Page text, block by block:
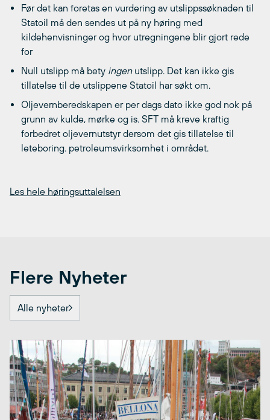
Før det kan foretas en vurdering av utslippssøknaden til
Statoil må den sendes ut på ny høring med
kildehenvisninger og hvor utregningene blir gjort rede
for
Null utslipp må bety ingen utslipp. Det kan ikke gis
tillatelse til de utslippene Statoil har søkt om.
Oljevernberedskapen er per dags dato ikke god nok på
grunn av kulde, mørke og is. SFT må kreve kraftig
forbedret oljevernutstyr dersom det gis tillatelse til
leteboring. petroleumsvirksomhet i området.
Les hele høringsuttalelsen
Flere Nyheter
Alle nyheter